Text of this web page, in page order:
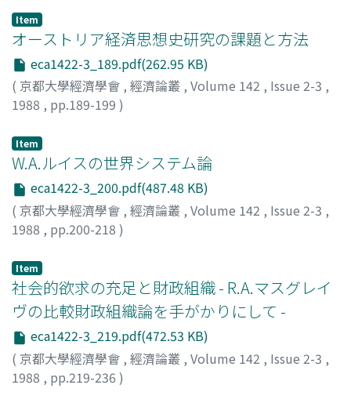
Item
オーストリア経済思想史研究の課題と方法
eca1422-3_189.pdf(262.95 KB)
( 京都大學經濟學會 , 經濟論叢 , Volume 142 , Issue 2-3 ,
1988 , pp.189-199 )
Item
W.A.ルイスの世界システム論
eca1422-3_200.pdf(487.48 KB)
( 京都大學經濟學會 , 經濟論叢 , Volume 142 , Issue 2-3 ,
1988 , pp.200-218 )
Item
社会的欲求の充足と財政組織 - R.A.マスグレイ
ヴの比較財政組織論を手がかりにして -
eca1422-3_219.pdf(472.53 KB)
( 京都大學經濟學會 , 經濟論叢 , Volume 142 , Issue 2-3 ,
1988 , pp.219-236 )